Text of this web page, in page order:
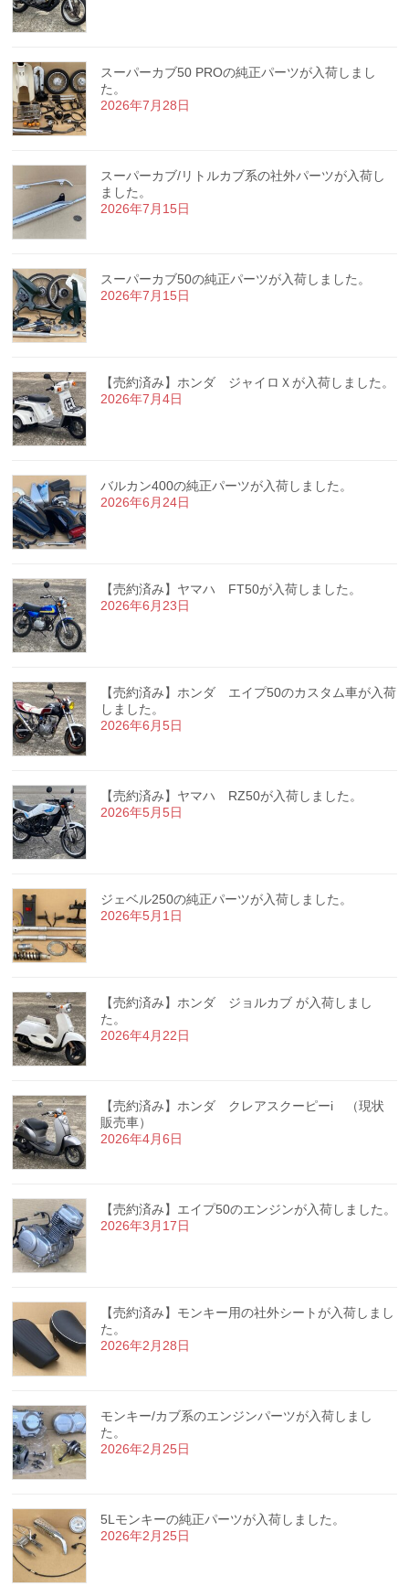
スーパーカブ50 PROの純正パーツが入荷しまし
た。
2026年7月28日
スーパーカブ/リトルカブ系の社外パーツが入荷し
ました。
2026年7月15日
スーパーカブ50の純正パーツが入荷しました。
2026年7月15日
【売約済み】ホンダ ジャイロＸが入荷しました。
2026年7月4日
バルカン400の純正パーツが入荷しました。
2026年6月24日
【売約済み】ヤマハ FT50が入荷しました。
2026年6月23日
【売約済み】ホンダ エイプ50のカスタム車が入荷
しました。
2026年6月5日
【売約済み】ヤマハ RZ50が入荷しました。
2026年5月5日
ジェベル250の純正パーツが入荷しました。
2026年5月1日
【売約済み】ホンダ ジョルカブ が入荷しまし
た。
2026年4月22日
【売約済み】ホンダ クレアスクーピーi （現状
販売車）
2026年4月6日
【売約済み】エイプ50のエンジンが入荷しました。
2026年3月17日
【売約済み】モンキー用の社外シートが入荷しまし
た。
2026年2月28日
モンキー/カブ系のエンジンパーツが入荷しまし
た。
2026年2月25日
5Lモンキーの純正パーツが入荷しました。
2026年2月25日